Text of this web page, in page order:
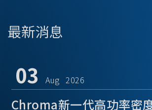
最新消息
03 Aug 2026
Chroma新一代高功率密